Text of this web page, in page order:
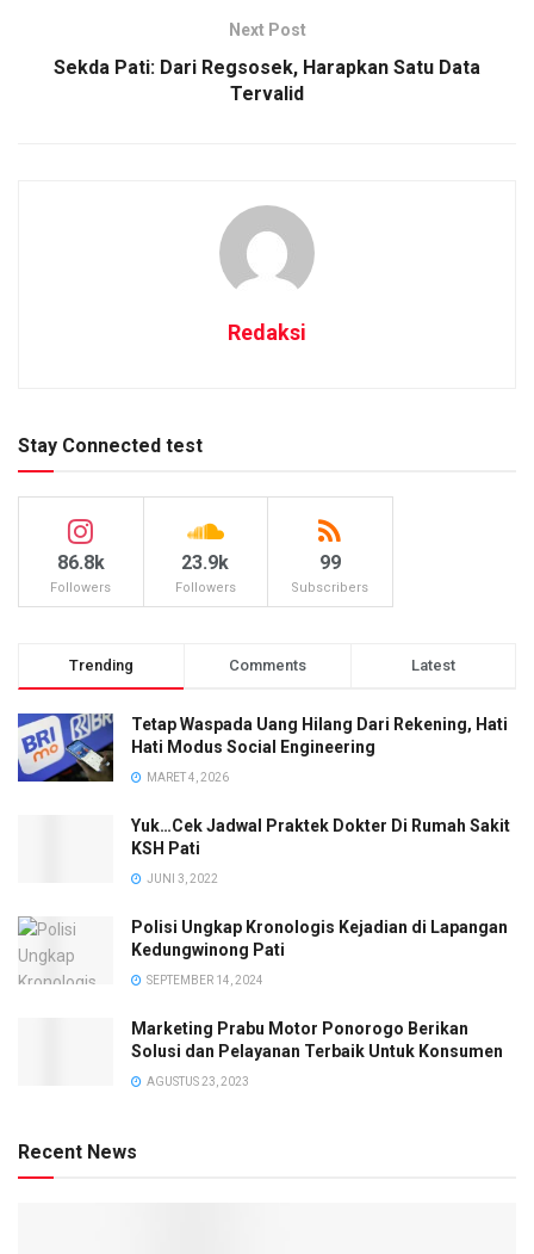
Next Post
Sekda Pati: Dari Regsosek, Harapkan Satu Data
Tervalid
Redaksi
Stay Connected test
86.8k
Followers
23.9k
Followers
99
Subscribers
Trending Comments Latest
Tetap Waspada Uang Hilang Dari Rekening, Hati
Hati Modus Social Engineering
MARET 4, 2026
Yuk…Cek Jadwal Praktek Dokter Di Rumah Sakit
KSH Pati
JUNI 3, 2022
Polisi Ungkap Kronologis Kejadian di Lapangan
Kedungwinong Pati
SEPTEMBER 14, 2024
Marketing Prabu Motor Ponorogo Berikan
Solusi dan Pelayanan Terbaik Untuk Konsumen
AGUSTUS 23, 2023
Recent News